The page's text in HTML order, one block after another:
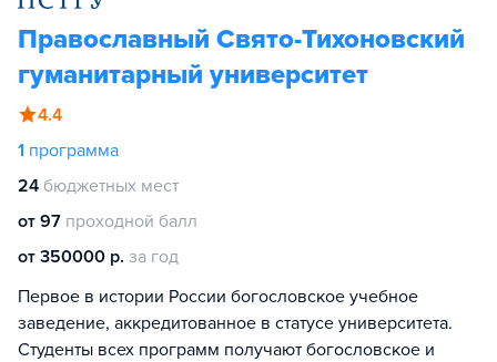
Православный Свято-Тихоновский
гуманитарный университет
4.4
1 программа
24 бюджетных мест
от 97 проходной балл
от 350000 р. за год
Первое в истории России богословское учебное
заведение, аккредитованное в статусе университета.
Студенты всех программ получают богословское и